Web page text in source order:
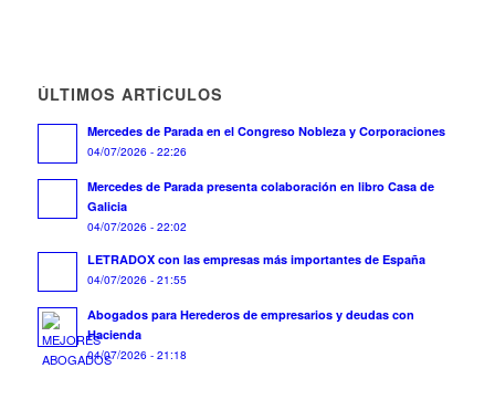
ÚLTIMOS ARTÍCULOS
Mercedes de Parada en el Congreso Nobleza y Corporaciones
04/07/2026 - 22:26
Mercedes de Parada presenta colaboración en libro Casa de
Galicia
04/07/2026 - 22:02
LETRADOX con las empresas más importantes de España
04/07/2026 - 21:55
Abogados para Herederos de empresarios y deudas con
Hacienda
04/07/2026 - 21:18